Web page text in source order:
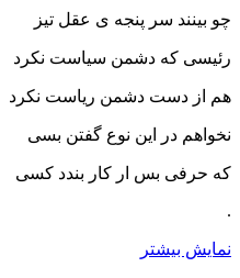
چو بینند سر پنجه ی عقل تیز
رئیسی که دشمن سیاست نکرد
هم از دست دشمن ریاست نکرد
نخواهم در این نوع گفتن بسی
که حرفی بس ار کار بندد کسی
.
نمایش بیشتر